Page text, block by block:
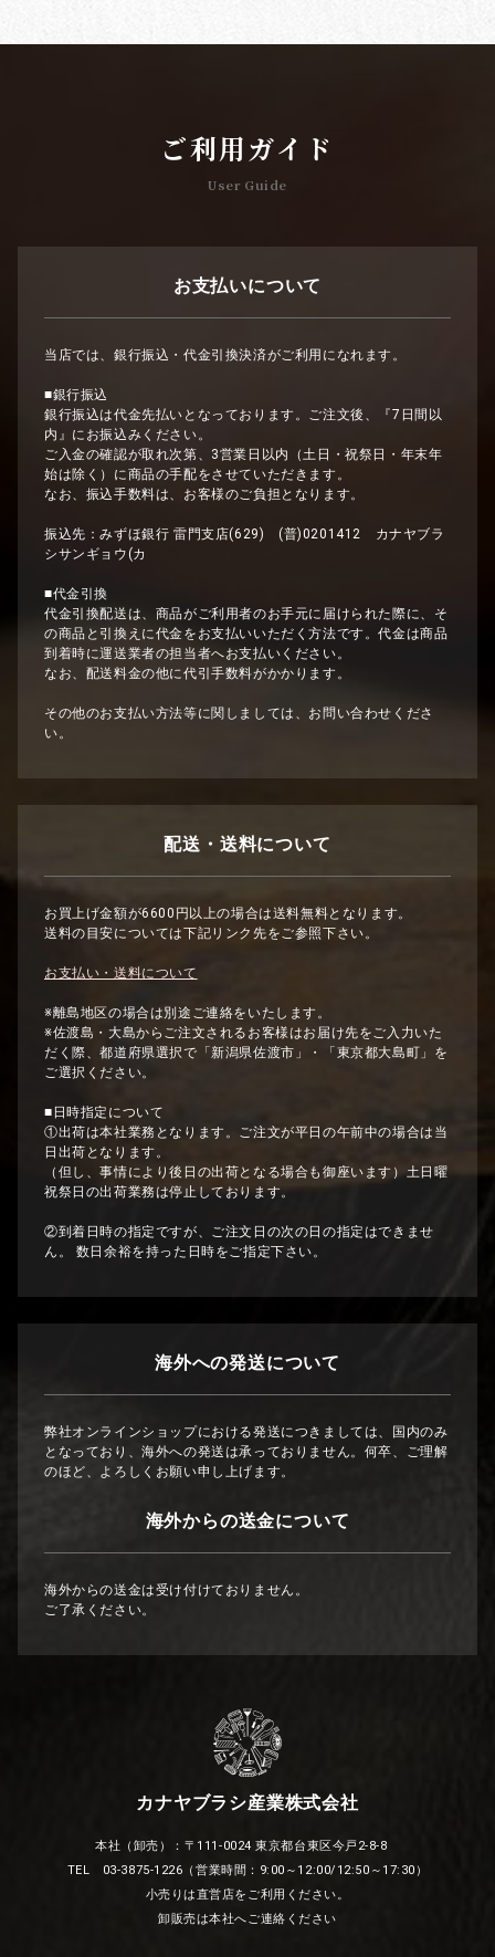
ご利用ガイド
User Guide
お支払いについて
当店では、銀行振込・代金引換決済がご利用になれます。
■銀行振込
銀行振込は代金先払いとなっております。ご注文後、『7日間以
内』にお振込みください。
ご入金の確認が取れ次第、3営業日以内（土日・祝祭日・年末年
始は除く）に商品の手配をさせていただきます。
なお、振込手数料は、お客様のご負担となります。
振込先：みずほ銀行 雷門支店(629) (普)0201412 カナヤブラ
シサンギョウ(カ
■代金引換
代金引換配送は、商品がご利用者のお手元に届けられた際に、そ
の商品と引換えに代金をお支払いいただく方法です。代金は商品
到着時に運送業者の担当者へお支払いください。
なお、配送料金の他に代引手数料がかかります。
その他のお支払い方法等に関しましては、お問い合わせくださ
い。
配送・送料について
お買上げ金額が6600円以上の場合は送料無料となります。
送料の目安については下記リンク先をご参照下さい。
お支払い・送料について
※離島地区の場合は別途ご連絡をいたします。
※佐渡島・大島からご注文されるお客様はお届け先をご入力いた
だく際、都道府県選択で「新潟県佐渡市」・「東京都大島町」を
ご選択ください。
■日時指定について
①出荷は本社業務となります。ご注文が平日の午前中の場合は当
日出荷となります。
（但し、事情により後日の出荷となる場合も御座います）土日曜
祝祭日の出荷業務は停止しております。
②到着日時の指定ですが、ご注文日の次の日の指定はできませ
ん。 数日余裕を持った日時をご指定下さい。
海外への発送について
弊社オンラインショップにおける発送につきましては、国内のみ
となっており、海外への発送は承っておりません。何卒、ご理解
のほど、よろしくお願い申し上げます。
海外からの送金について
海外からの送金は受け付けておりません。
ご了承ください。
カナヤブラシ産業株式会社
本社（卸売）：〒111-0024 東京都台東区今戸2-8-8
TEL 03-3875-1226（営業時間：9:00～12:00/12:50～17:30）
小売りは直営店をご利用ください。
卸販売は本社へご連絡ください